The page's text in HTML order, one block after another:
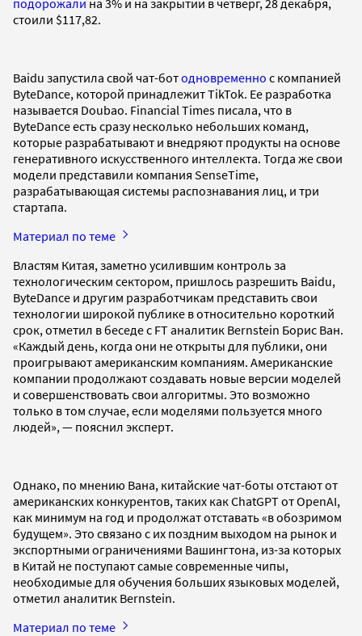
стоили $117,82.
Baidu запустила свой чат-ботодновременно с компанией
ByteDance, которой принадлежит TikTok. Ее разработка
называется Doubao. Financial Times писала, что в
ByteDance есть сразу несколько небольших команд,
которые разрабатывают и внедряют продукты на основе
генеративного искусственного интеллекта. Тогда же свои
модели представили компания SenseTime,
разрабатывающая системы распознавания лиц, и три
стартапа.
Материал по теме
Властям Китая, заметно усилившим контроль за
технологическим сектором, пришлось разрешить Baidu,
ByteDance и другим разработчикам представить свои
технологии широкой публике в относительно короткий
срок, отметил в беседе с FT аналитик Bernstein Борис Ван.
«Каждый день, когда они не открыты для публики, они
проигрывают американским компаниям. Американские
компании продолжают создавать новые версии моделей
и совершенствовать свои алгоритмы. Это возможно
только в том случае, если моделями пользуется много
людей», — пояснил эксперт.
Однако, по мнению Вана, китайские чат-боты отстают от
американских конкурентов, таких как ChatGPT от OpenAI,
как минимум на год и продолжат отставать «в обозримом
будущем». Это связано с их поздним выходом на рынок и
экспортными ограничениями Вашингтона, из-за которых
в Китай не поступают самые современные чипы,
необходимые для обучения больших языковых моделей,
отметил аналитик Bernstein.
Материал по теме